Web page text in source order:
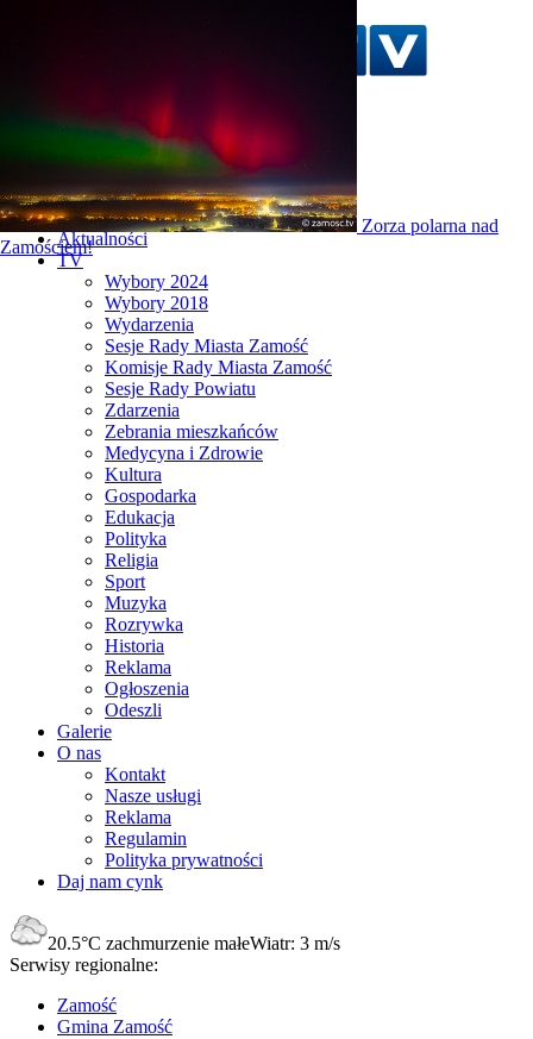
Szukaj w serwisie
Strona główna
Aktualności
TV
Wybory 2024
Wybory 2018
Wydarzenia
Sesje Rady Miasta Zamość
Komisje Rady Miasta Zamość
Sesje Rady Powiatu
Zdarzenia
Zebrania mieszkańców
Medycyna i Zdrowie
Kultura
Gospodarka
Edukacja
Polityka
Religia
Sport
Muzyka
Rozrywka
Historia
Reklama
Ogłoszenia
Odeszli
Galerie
O nas
Kontakt
Nasze usługi
Reklama
Regulamin
Polityka prywatności
Daj nam cynk
20.5°C zachmurzenie małeWiatr: 3 m/s
Serwisy regionalne:
Zamość
Gmina Zamość
Zorza polarna nad
Zamościem!